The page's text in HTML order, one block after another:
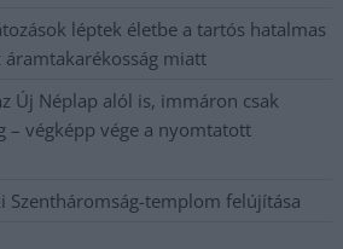
léptek életbe a tartós hatalmas
áramtakarékosság miatt
Új Néplap alól is, immáron csak
– végképp vége a nyomtatott
Szentháromság-templom felújítása